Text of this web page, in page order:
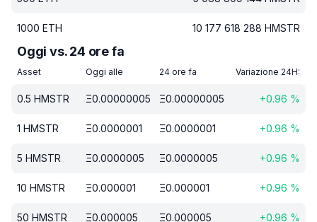
1000 ETH 10 177 618 288 HMSTR
Oggi vs. 24 ore fa
Asset Oggi alle 24 ore fa Variazione 24H:
0.5 HMSTR Ξ0.00000005 Ξ0.00000005 +0.96 %
1 HMSTR Ξ0.0000001 Ξ0.0000001 +0.96 %
5 HMSTR Ξ0.0000005 Ξ0.0000005 +0.96 %
10 HMSTR Ξ0.000001 Ξ0.000001 +0.96 %
50 HMSTR Ξ0.000005 Ξ0.000005 +0.96 %